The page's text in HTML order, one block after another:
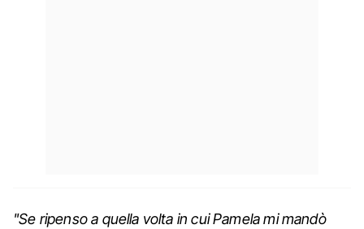
"Se ripenso a quella volta in cui Pamela mi mandò